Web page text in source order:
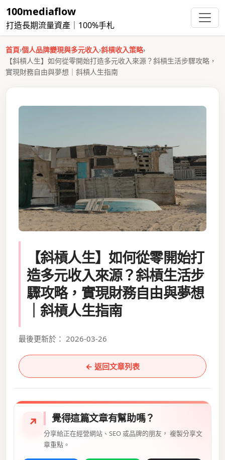
100mediaflow
打造長期流量資產｜100%手札
首頁›個人品牌變現與多元收入›斜槓收入策略›
【斜槓人生】如何從零開始打造多元收入來源？斜槓生活步驟攻略，
實現財務自由與夢想｜斜槓人生指南
【斜槓人生】如何從零開始打
造多元收入來源？斜槓生活步
驟攻略，實現財務自由與夢想
｜斜槓人生指南
最後更新於： 2026-03-26
← 返回文章列表
↗ 覺得這篇文章有幫助嗎？
分享給正在經營網站、SEO 或品牌的朋友， 複製分享文
章重點。